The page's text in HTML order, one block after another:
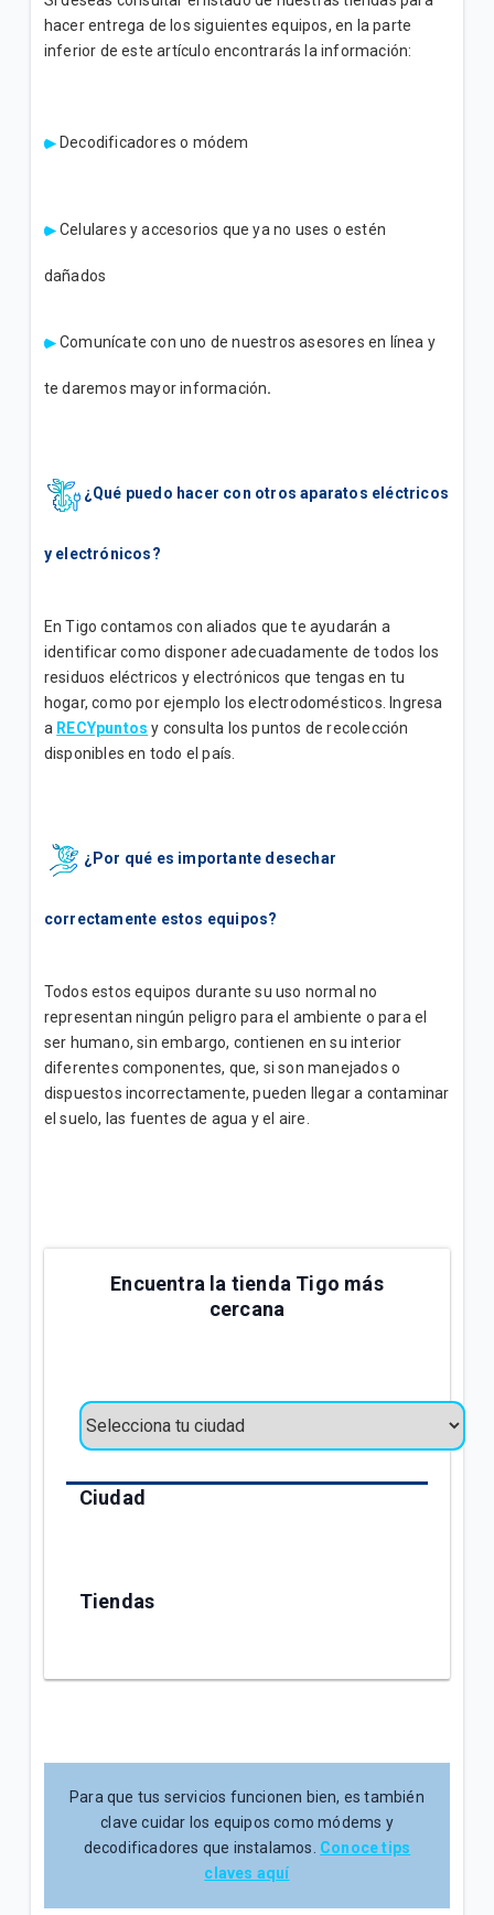
hacer entrega de los siguientes equipos, en la parte
inferior de este artículo encontrarás la información:
Decodificadores o módem
Celulares y accesorios que ya no uses o estén
dañados
Comunícate con uno de nuestros asesores en línea y
te daremos mayor información.
¿Qué puedo hacer con otros aparatos eléctricos
y electrónicos?
En Tigo contamos con aliados que te ayudarán a
identificar como disponer adecuadamente de todos los
residuos eléctricos y electrónicos que tengas en tu
hogar, como por ejemplo los electrodomésticos. Ingresa
a RECYpuntos y consulta los puntos de recolección
disponibles en todo el país.
¿Por qué es importante desechar
correctamente estos equipos?
Todos estos equipos durante su uso normal no
representan ningún peligro para el ambiente o para el
ser humano, sin embargo, contienen en su interior
diferentes componentes, que, si son manejados o
dispuestos incorrectamente, pueden llegar a contaminar
el suelo, las fuentes de agua y el aire.
Encuentra la tienda Tigo más
cercana
Ciudad
Tiendas
Para que tus servicios funcionen bien, es también
clave cuidar los equipos como módems y
decodificadores que instalamos. Conoce tips
claves aquí